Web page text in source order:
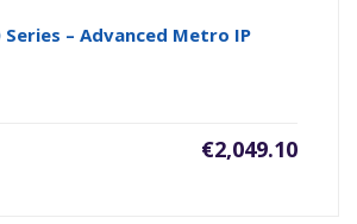
Series – Advanced Metro IP
€2,049.10